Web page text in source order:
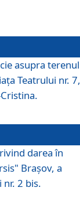
asupra
Teatrului nr. 7,
darea în
Brașov, a
2 bis.